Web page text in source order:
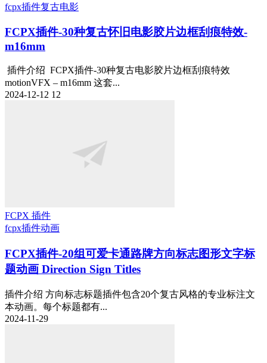
fcpx插件复古电影
FCPX插件-30种复古怀旧电影胶片边框刮痕特效-
m16mm
插件介绍 FCPX插件-30种复古电影胶片边框刮痕特效
motionVFX – m16mm 这套...
2024-12-12 12
FCPX 插件
fcpx插件动画
FCPX插件-20组可爱卡通路牌方向标志图形文字标
题动画 Direction Sign Titles
插件介绍 方向标志标题插件包含20个复古风格的专业标注文
本动画。每个标题都有...
2024-11-29